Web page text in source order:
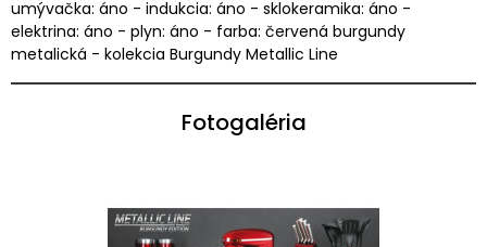
umývačka: áno - indukcia: áno - sklokeramika: áno -
elektrina: áno - plyn: áno - farba: červená burgundy
metalická - kolekcia Burgundy Metallic Line
Fotogaléria